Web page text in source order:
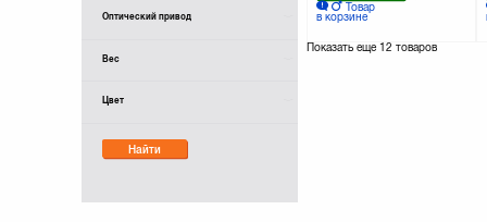
Оптический привод
Вес
Цвет
Найти
Товар
в корзине
Показать еще12 товаров